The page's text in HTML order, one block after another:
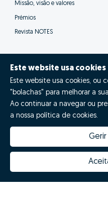
Missão, visão e valores
Prémios
Revista NOTES
Política
Termos
Resolução
Este website usa cookies
Este website usa cookies, ou
"bolachas" para melhorar a
Ao continuar a navegar ou
a nossa política de cookies.